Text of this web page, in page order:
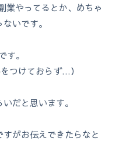
業やってるとか、めちゃ
いです。
す。
つけておらず…）
だと思います。
がお伝えできたらなと